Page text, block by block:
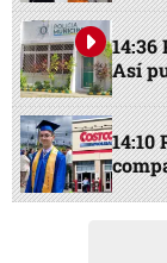
Así
14:10